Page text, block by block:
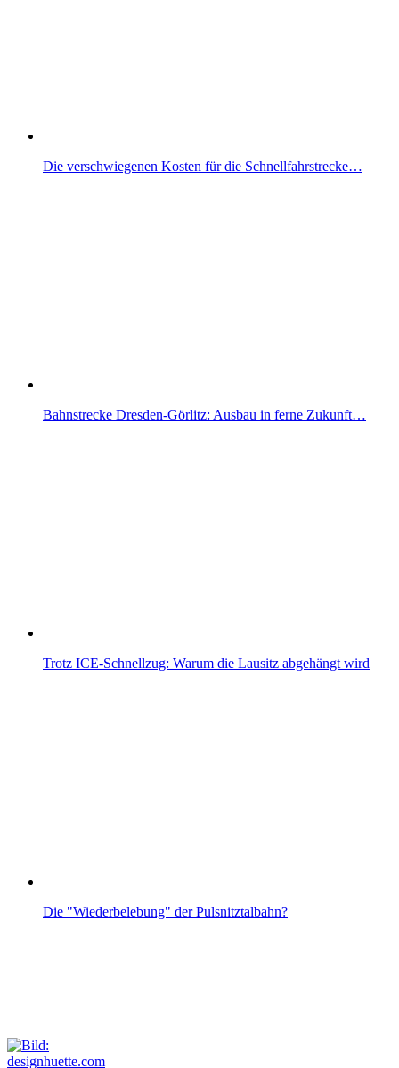
Die verschwiegenen Kosten für die Schnellfahrstrecke…
Bahnstrecke Dresden-Görlitz: Ausbau in ferne Zukunft…
Trotz ICE-Schnellzug: Warum die Lausitz abgehängt wird
Die "Wiederbelebung" der Pulsnitztalbahn?